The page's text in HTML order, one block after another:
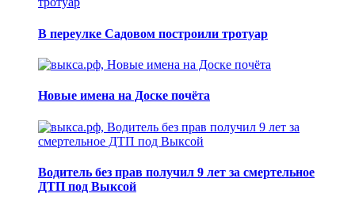
В переулке Садовом построили тротуар
Новые имена на Доске почёта
Водитель без прав получил 9 лет за смертельное
ДТП под Выксой